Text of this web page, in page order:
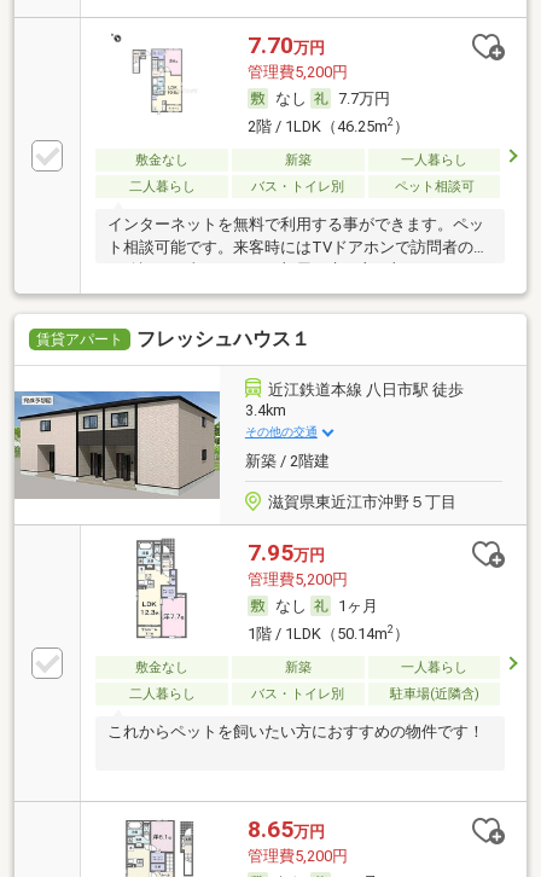
7.70万円
管理費5,200円
なし
7.7万円
2階 / 1LDK（46.25m2）
敷金なし 新築
一人暮らし
二人暮らし
バス・トイレ別 ペット相談可
インターネットを無料で利用する事ができます。ペッ
ト相談可能です。来客時にはTVドアホンで訪問者の顔
部がクッションフロアとなっております。
賃貸アパート フレッシュハウス１
近江鉄道本線 八日市駅 徒歩
3.4km
その他の交通
新築 / 2階建
滋賀県東近江市沖野５丁目
7.95万円
管理費5,200円
なし
1ヶ月
1階 / 1LDK（50.14m2）
敷金なし 新築
一人暮らし
二人暮らし
バス・トイレ別 駐車場(近隣含)
これからペットを飼いたい方におすすめの物件です！
8.65万円
管理費5,200円